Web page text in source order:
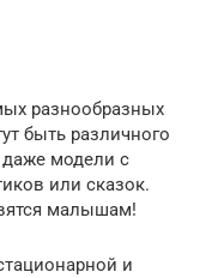
разнообразных
быть различного
модели с
или сказок.
малышам!
и